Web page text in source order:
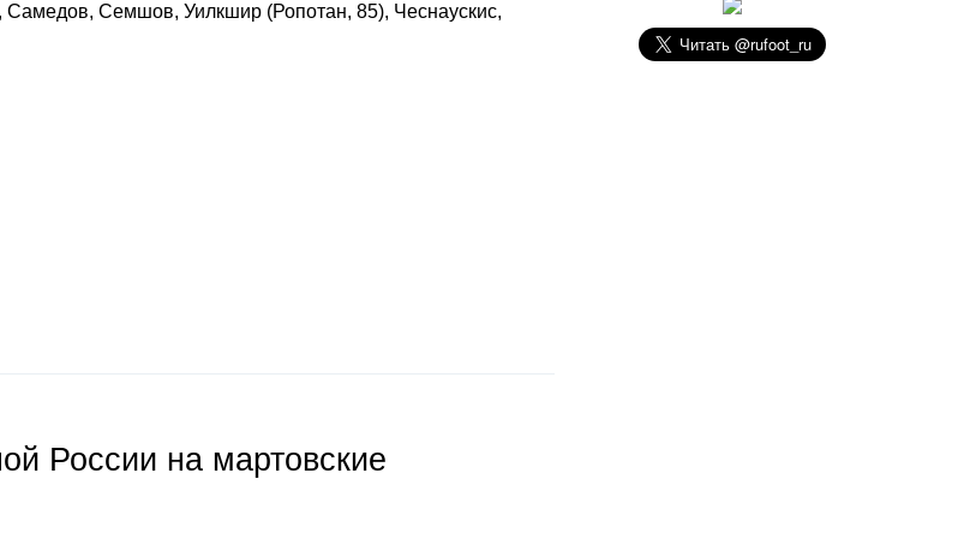
Семшов, Уилкшир (Ропотан, 85), Чеснаускис,
России на мартовские